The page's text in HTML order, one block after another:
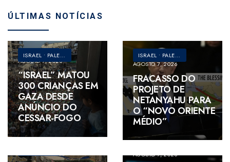
ÚLTIMAS NOTÍCIAS
ISRAEL • PALESTINA
AGOSTO 7, 2026
“ISRAEL” MATOU
300 CRIANÇAS EM
GAZA DESDE
ANÚNCIO DO
CESSAR-FOGO
ISRAEL • PALESTINA
AGOSTO 7, 2026
FRACASSO DO
PROJETO DE
NETANYAHU PARA
O “NOVO ORIENTE
MÉDIO”
AGOSTO 7, 2026